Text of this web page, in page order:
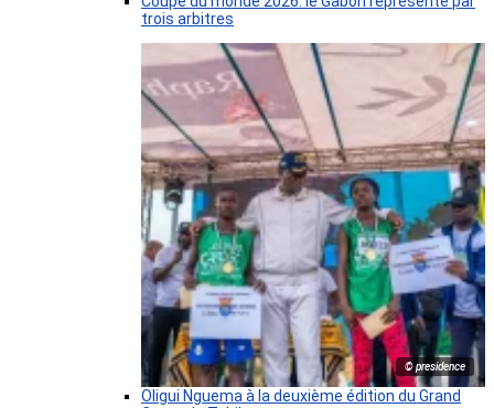
trois arbitres
© presidence
Oligui Nguema à la deuxième édition du Grand